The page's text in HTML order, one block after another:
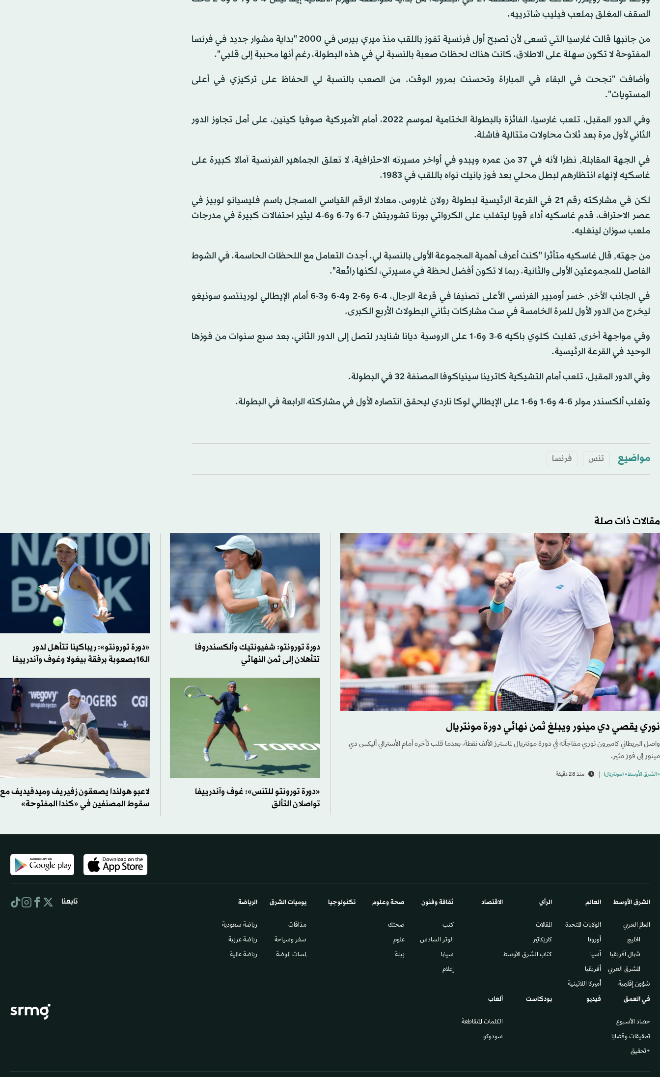
السقف المغلق بملعب فيليب شاترييه.
من جانبها قالت غارسيا التي تسعى لأن تصبح أول فرنسية تفوز باللقب منذ ميري بيرس في 2000 "بداية مشوار جديد في فرنسا
المفتوحة لا تكون سهلة على الاطلاق، كانت هناك لحظات صعبة بالنسبة لي في هذه البطولة، رغم أنها محببة إلى قلبي".
وأضافت "نجحت في البقاء في المباراة وتحسنت بمرور الوقت. من الصعب بالنسبة لي الحفاظ على تركيزي في أعلى
المستويات".
وفي الدور المقبل، تلعب غارسيا، الفائزة بالبطولة الختامية لموسم 2022، أمام الأميركية صوفيا كينين، على أمل تجاوز الدور
الثاني لأول مرة بعد ثلاث محاولات متتالية فاشلة.
في الجهة المقابلة, نظرا لأنه في 37 من عمره ويبدو في أواخر مسيرته الاحترافية، لا تعلق الجماهير الفرنسية آمالا كبيرة على
غاسكيه لإنهاء انتظارهم لبطل محلي بعد فوز يانيك نواه باللقب في 1983.
لكن في مشاركته رقم 21 في القرعة الرئيسية لبطولة رولان غاروس، معادلا الرقم القياسي المسجل باسم فليسيانو لوبيز في
عصر الاحتراف، قدم غاسكيه أداء قويا ليتغلب على الكرواتي بورنا تشوريتش 7-6 و7-6 و6-4 ليثير احتفالات كبيرة في مدرجات
ملعب سوزان لينغليه.
من جهته, قال غاسكيه متأثرا "كنت أعرف أهمية المجموعة الأولى بالنسبة لي. أجدت التعامل مع اللحظات الحاسمة، في الشوط
الفاصل للمجموعتين الأولى والثانية. ربما لا تكون أفضل لحظة في مسيرتي، لكنها رائعة".
في الجانب الأخر, خسر أومبير الفرنسي الأعلى تصنيفا في قرعة الرجال، 4-6 و6-2 و4-6 و3-6 أمام الإيطالي لورينتسو سونيغو
ليخرج من الدور الأول للمرة الخامسة في ست مشاركات بثاني البطولات الأربع الكبرى.
وفي مواجهة أخرى, تغلبت كلوي باكيه 6-3 و6-1 على الروسية ديانا شنايدر لتصل إلى الدور الثاني، بعد سبع سنوات من فوزها
الوحيد في القرعة الرئيسية.
وفي الدور المقبل، تلعب أمام التشيكية كاترينا سينياكوفا المصنفة 32 في البطولة.
وتغلب ألكسندر مولر 6-4 و6-1 و6-1 على الإيطالي لوكا ناردي ليحقق انتصاره الأول في مشاركته الرابعة في البطولة.
مواضيع تنس فرنسا
مقالات ذات صلة
نوري يقصي دي مينور ويبلغ ثمن نهائي دورة مونتريال
واصل البريطاني كاميرون نوري مفاجآته في دورة مونتريال لماسترز الألف نقطة، بعدما قلب تأخره أمام الأسترالي أليكس دي
مينور إلى فوز مثير.
«الشرق الأوسط» (مونتريال) منذ 28 دقيقة
دورة تورونتو: شفيونتيك وألكسندروفا
تتأهلان إلى ثمن النهائي
«دورة تورونتو»: ريباكينا تتأهل لدور
الـ16بصعوبة برفقة بيغولا وغوف وآندرييفا
«دورة تورونتو للتنس»: غوف وآندرييفا
تواصلان التألق
لاعبو هولندا يصعقون زفيريف وميدفيديف مع
سقوط المصنفين في «كندا المفتوحة»
الشرق الأوسط​
العالم العربي
الخليج
شمال أفريقيا
المشرق العربي
شؤون إقليمية
العالم
الولايات المتحدة
أوروبا
آسيا
أفريقيا
أميركا اللاتينية
الرأي
المقالات
كاريكاتير
كتاب الشرق الأوسط
الاقتصاد ثقافة وفنون
كتب
الوتر السادس​
سينما
إعلام
صحة وعلوم
صحتك
علوم
بيئة
تكنولوجيا يوميات الشرق​
مذاقات
سفر وسياحة
لمسات الموضة
الرياضة
رياضة سعودية
رياضة عربية
رياضة عالمية
في العمق
حصاد الأسبوع
تحقيقات وقضايا
+تحقيق
فيديو بودكاست ألعاب
الكلمات المتقاطعة
سودوكو
تابعنا